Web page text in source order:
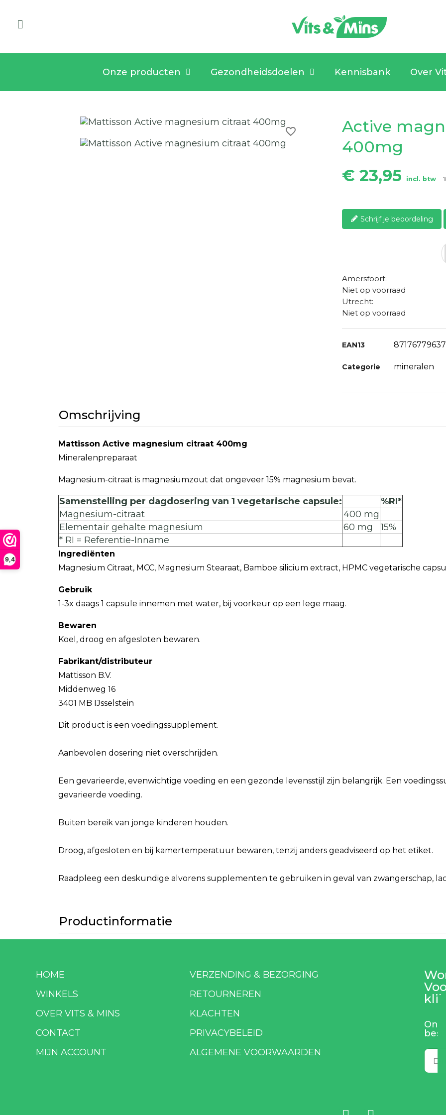
9,4
Onze producten Gezondheidsdoelen Kennisbank Over
favorite_border
Active
400mg
€ 23,95
incl. btw
Schrijf je beoordeling
Amersfoort:
Niet op voorraad
Utrecht:
Niet op voorraad
EAN13
Categorie mineralen
Omschrijving
Mattisson Active magnesium citraat 400mg
Mineralenpreparaat
Magnesium-citraat is magnesiumzout dat ongeveer 15% magnesium bevat.
Samenstelling per dagdosering van 1 vegetarische capsule:
%RI*
Magnesium-citraat
400 mg
Elementair gehalte magnesium
60 mg
15%
* RI = Referentie-Inname
Ingrediënten
Magnesium Citraat, MCC, Magnesium Stearaat, Bamboe silicium extract, HPMC vegetarische
Gebruik
1-3x daags 1 capsule innemen met water, bij voorkeur op een lege maag.
Bewaren
Koel, droog en afgesloten bewaren.
Fabrikant/distributeur
Mattisson B.V.
Middenweg 16
3401 MB IJsselstein
Dit product is een voedingssupplement.
Aanbevolen dosering niet overschrijden.
Een gevarieerde, evenwichtige voeding en een gezonde levensstijl zijn belangrijk. Een
gevarieerde voeding.
Buiten bereik van jonge kinderen houden.
Droog, afgesloten en bij kamertemperatuur bewaren, tenzij anders geadviseerd op het etiket.
Raadpleeg een deskundige alvorens supplementen te gebruiken in geval van zwangerschap,
Productinformatie
HOME
WINKELS
OVER VITS & MINS
CONTACT
MIJN ACCOUNT
VERZENDING & BEZORGING
RETOURNEREN
KLACHTEN
PRIVACYBELEID
ALGEMENE VOORWAARDEN